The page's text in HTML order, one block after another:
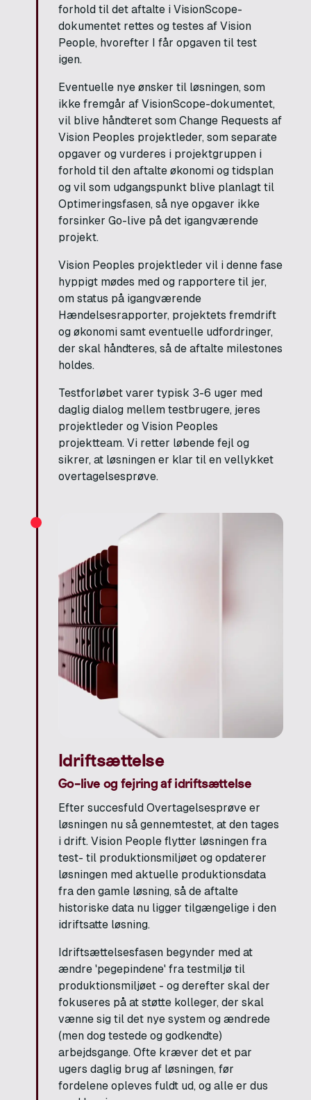
forhold til det aftalte i VisionScope-
dokumentet rettes og testes af Vision
People, hvorefter I får opgaven til test
igen.
Eventuelle nye ønsker til løsningen, som
ikke fremgår af VisionScope-dokumentet,
vil blive håndteret som Change Requests af
Vision Peoples projektleder, som separate
opgaver og vurderes i projektgruppen i
forhold til den aftalte økonomi og tidsplan
og vil som udgangspunkt blive planlagt til
Optimeringsfasen, så nye opgaver ikke
forsinker Go-live på det igangværende
projekt.
Vision Peoples projektleder vil i denne fase
hyppigt mødes med og rapportere til jer,
om status på igangværende
Hændelsesrapporter, projektets fremdrift
og økonomi samt eventuelle udfordringer,
der skal håndteres, så de aftalte milestones
holdes.
Testforløbet varer typisk 3-6 uger med
daglig dialog mellem testbrugere, jeres
projektleder og Vision Peoples
projektteam. Vi retter løbende fejl og
sikrer, at løsningen er klar til en vellykket
overtagelsesprøve.
Idriftsættelse
Go-live og fejring af idriftsættelse
Efter succesfuld Overtagelsesprøve er
løsningen nu så gennemtestet, at den tages
i drift. Vision People flytter løsningen fra
test- til produktionsmiljøet og opdaterer
løsningen med aktuelle produktionsdata
fra den gamle løsning, så de aftalte
historiske data nu ligger tilgængelige i den
idriftsatte løsning.
Idriftsættelsesfasen begynder med at
ændre 'pegepindene' fra testmiljø til
produktionsmiljøet - og derefter skal der
fokuseres på at støtte kolleger, der skal
vænne sig til det nye system og ændrede
(men dog testede og godkendte)
arbejdsgange. Ofte kræver det et par
ugers daglig brug af løsningen, før
fordelene opleves fuldt ud, og alle er dus